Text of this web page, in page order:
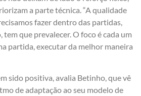
a parte técnica. “A qualidade
fazer dentro das partidas,
que prevalecer. O foco é cada um
partida, executar da melhor maneira
sido positiva, avalia Betinho, que vê
de adaptação ao seu modelo de